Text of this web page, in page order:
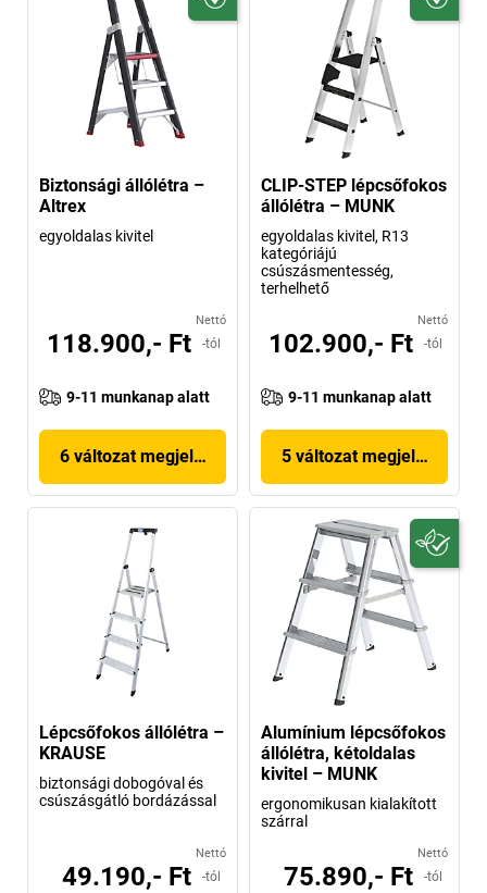
Biztonsági állólétra –
Altrex
egyoldalas kivitel
Nettó
118.900,- Ft -tól
9-11 munkanap alatt
6 változat megjelenítése
CLIP-STEP lépcsőfokos
állólétra – MUNK
egyoldalas kivitel, R13
kategóriájú
csúszásmentesség,
terhelhető
Nettó
102.900,- Ft -tól
9-11 munkanap alatt
5 változat megjelenítése
Lépcsőfokos állólétra –
KRAUSE
biztonsági dobogóval és
csúszásgátló bordázással
Nettó
49.190,- Ft -tól
Alumínium lépcsőfokos
állólétra, kétoldalas
kivitel – MUNK
ergonomikusan kialakított
szárral
Nettó
75.890,- Ft -tól